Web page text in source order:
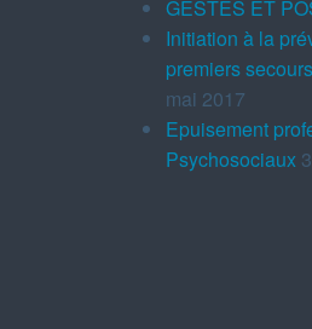
GESTES ET
Initiation à la
premiers
mai 2017
Epuisement
Psychosociaux